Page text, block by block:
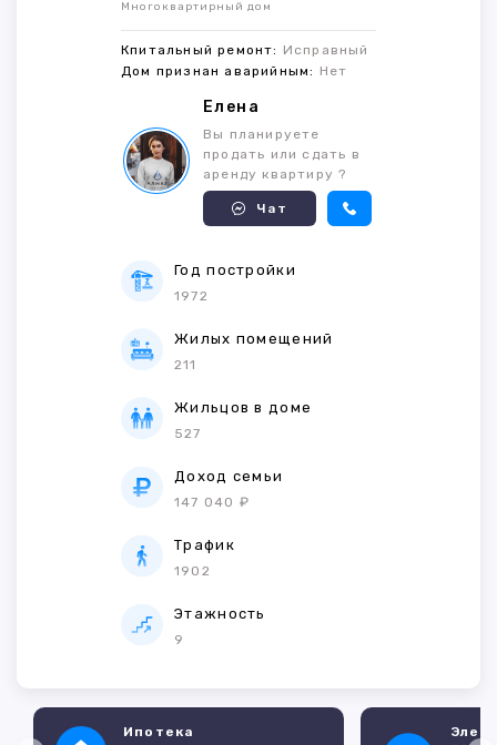
Многоквартирный дом
Кпитальный ремонт: Исправный
Дом признан аварийным: Нет
Елена
Вы планируете
продать или сдать в
аренду квартиру ?
Чат
Год постройки
1972
Жилых помещений
211
Жильцов в доме
527
Доход семьи
147 040 ₽
Трафик
1902
Этажность
9
Ипотека